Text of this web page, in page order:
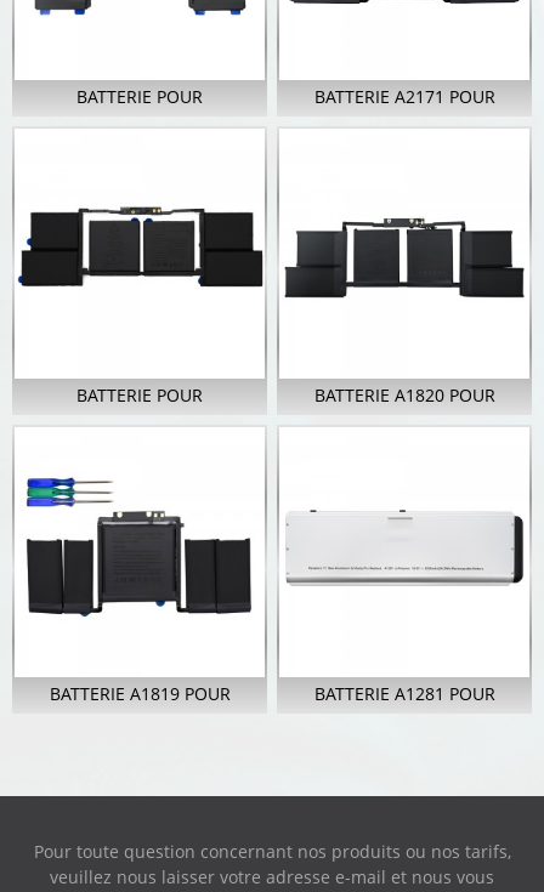
BATTERIE POUR
ORDINATEUR PORTABLE
BATTERIE A2171 POUR
APPLE MACBOOK PRO
BATTERIE POUR
ORDINATEUR PORTABLE
MACBOOK PRO RETI...
BATTERIE A1820 POUR
APPLE MACBOOK PRO
BATTERIE A1819 POUR
BATTERIE A1281 POUR
Pour toute question concernant nos produits ou nos tarifs,
veuillez nous laisser votre adresse e-mail et nous vous